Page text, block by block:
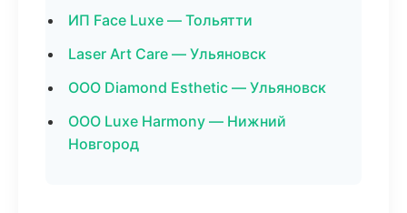
ИП Face Luxe — Тольятти
Laser Art Care — Ульяновск
ООО Diamond Esthetic — Ульяновск
ООО Luxe Harmony — Нижний
Новгород